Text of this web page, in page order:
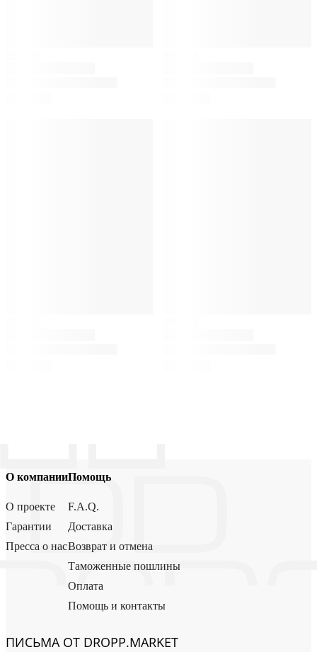
О компании
О проекте
Гарантии
Пресса о нас
Помощь
F.A.Q.
Доставка
Возврат и отмена
Таможенные пошлины
Оплата
Помощь и контакты
ПИСЬМА ОТ DROPP.MARKET